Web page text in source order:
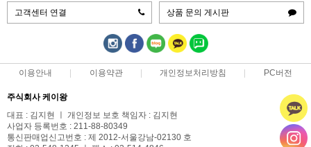
고객센터 연결 상품 문의 게시판
이용안내 이용약관 개인정보처리방침 PC버전
주식회사 케이왕
대표 : 김지현 ㅣ 개인정보 보호 책임자 : 김지현
사업자 등록번호 : 211-88-80349
통신판매업신고번호 : 제 2012-서울강남-02130 호